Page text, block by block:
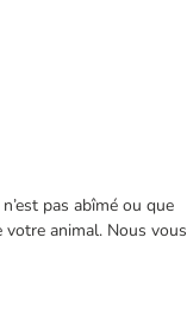
pas abîmé ou que
votre animal. Nous vous